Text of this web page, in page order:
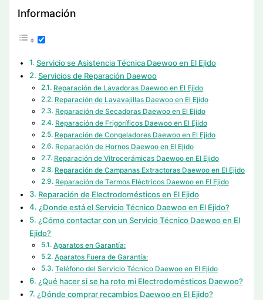
Información
Servicio se Asistencia Técnica Daewoo en El Ejido
Servicios de Reparación Daewoo
Reparación de Lavadoras Daewoo en El Ejido
Reparación de Lavavajillas Daewoo en El Ejido
Reparación de Secadoras Daewoo en El Ejido
Reparación de Frigoríficos Daewoo en El Ejido
Reparación de Congeladores Daewoo en El Ejido
Reparación de Hornos Daewoo en El Ejido
Reparación de Vitrocerámicas Daewoo en El Ejido
Reparación de Campanas Extractoras Daewoo en El Ejido
Reparación de Termos Eléctricos Daewoo en El Ejido
Reparación de Electrodomésticos en El Ejido
¿Donde está el Servicio Técnico Daewoo en El Ejido?
¿Cómo contactar con un Servicio Técnico Daewoo en El
Ejido?
Aparatos en Garantía:
Aparatos Fuera de Garantía:
Teléfono del Servicio Técnico Daewoo en El Ejido
¿Qué hacer si se ha roto mi Electrodomésticos Daewoo?
¿Dónde comprar recambios Daewoo en El Ejido?